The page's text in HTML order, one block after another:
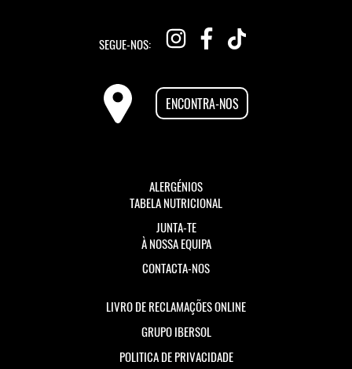
ENCONTRA-NOS
SEGUE-NOS:
ALERGÉNIOS
TABELA NUTRICIONAL
JUNTA-TE
À NOSSA EQUIPA
CONTACTA-NOS
LIVRO DE RECLAMAÇÕES ONLINE
GRUPO IBERSOL
POLITICA DE PRIVACIDADE